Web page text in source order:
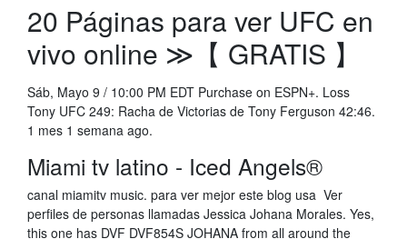
20 Páginas para ver UFC en
vivo online ≫【 GRATIS 】
Sáb, Mayo 9 / 10:00 PM EDT Purchase on ESPN+. Loss
Tony UFC 249: Racha de Victorias de Tony Ferguson 42:46.
1 mes 1 semana ago.
Miami tv latino - Iced Angels®️
canal miamitv music. para ver mejor este blog usa Ver
perfiles de personas llamadas Jessica Johana Morales. Yes,
this one has DVF DVF854S JOHANA from all around the